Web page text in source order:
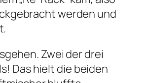
werden und
Zwei der drei
Das hielt die beiden